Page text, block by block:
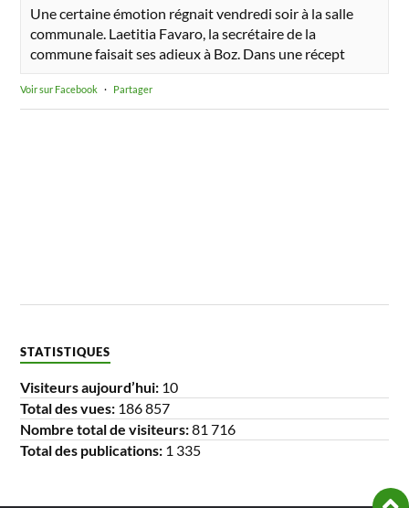
Une certaine émotion régnait vendredi soir à la salle
communale. Laetitia Favaro, la secrétaire de la
commune faisait ses adieux à Boz. Dans une récept
Voir sur Facebook · Partager
STATISTIQUES
Visiteurs aujourd’hui: 10
Total des vues: 186 857
Nombre total de visiteurs:81 716
Total des publications: 1 335